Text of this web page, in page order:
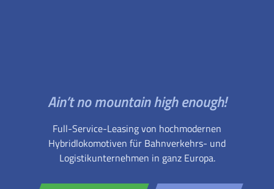
Ain’t no mountain high enough!
Full-Service-Leasing von hochmodernen
Hybridlokomotiven für Bahnverkehrs- und
Logistikunternehmen in ganz Europa.